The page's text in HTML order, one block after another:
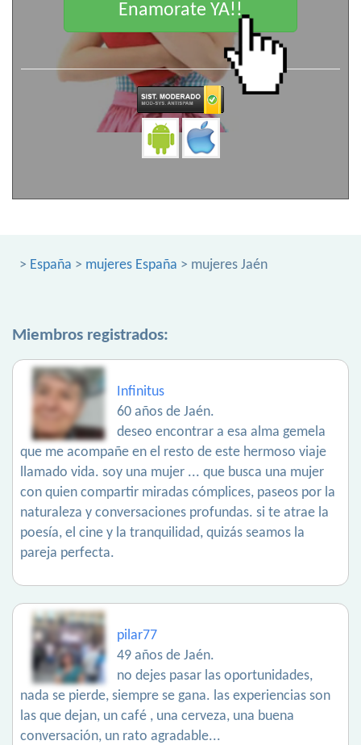
Enamorate YA!!
> España > mujeres España > mujeres Jaén
Miembros registrados:
Infinitus
60 años de Jaén.
deseo encontrar a esa alma gemela
que me acompañe en el resto de este hermoso viaje
llamado vida. soy una mujer ... que busca una mujer
con quien compartir miradas cómplices, paseos por la
naturaleza y conversaciones profundas. si te atrae la
poesía, el cine y la tranquilidad, quizás seamos la
pareja perfecta.
pilar77
49 años de Jaén.
no dejes pasar las oportunidades,
nada se pierde, siempre se gana. las experiencias son
las que dejan, un café , una cerveza, una buena
conversación, un rato agradable...